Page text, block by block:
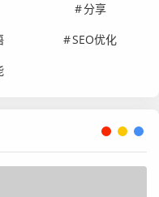
分享
SEO优化